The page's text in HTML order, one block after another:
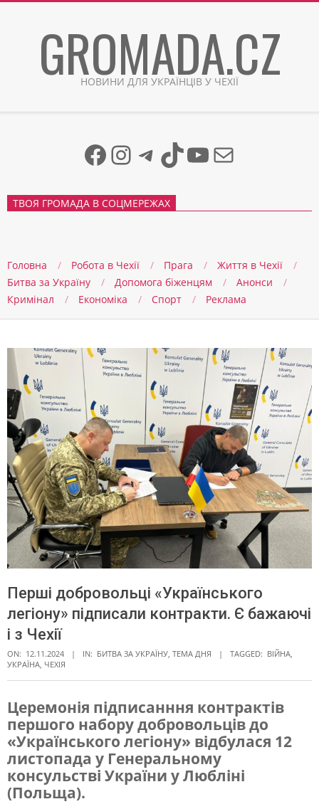
GROMADA.CZ
НОВИНИ ДЛЯ УКРАЇНЦІВ У ЧЕХІЇ
Facebook
Instagram
Telegram
TikTok
YouTube
Mail
ТВОЯ ГРОМАДА В СОЦМЕРЕЖАХ
Головна Робота в Чехії Прага
Життя в Чеxії
Битва за Україну
Допомога біженцям
Анонси
Кримінал
Економіка Спорт Реклама
Перші добровольці «Українського
легіону» підписали контракти. Є бажаючі
і з Чехії
ON: 12.11.2024 IN: БИТВА ЗА УКРАЇНУ, ТЕМА ДНЯ TAGGED: ВІЙНА,
УКРАЇНА, ЧЕХІЯ
П
е
р
ш
Церемонія підписанння контрактів
першого набору добровольців до
«Українського легіону» відбулася 12
листопада у Генеральному
консульстві України у Любліні
(Польща).